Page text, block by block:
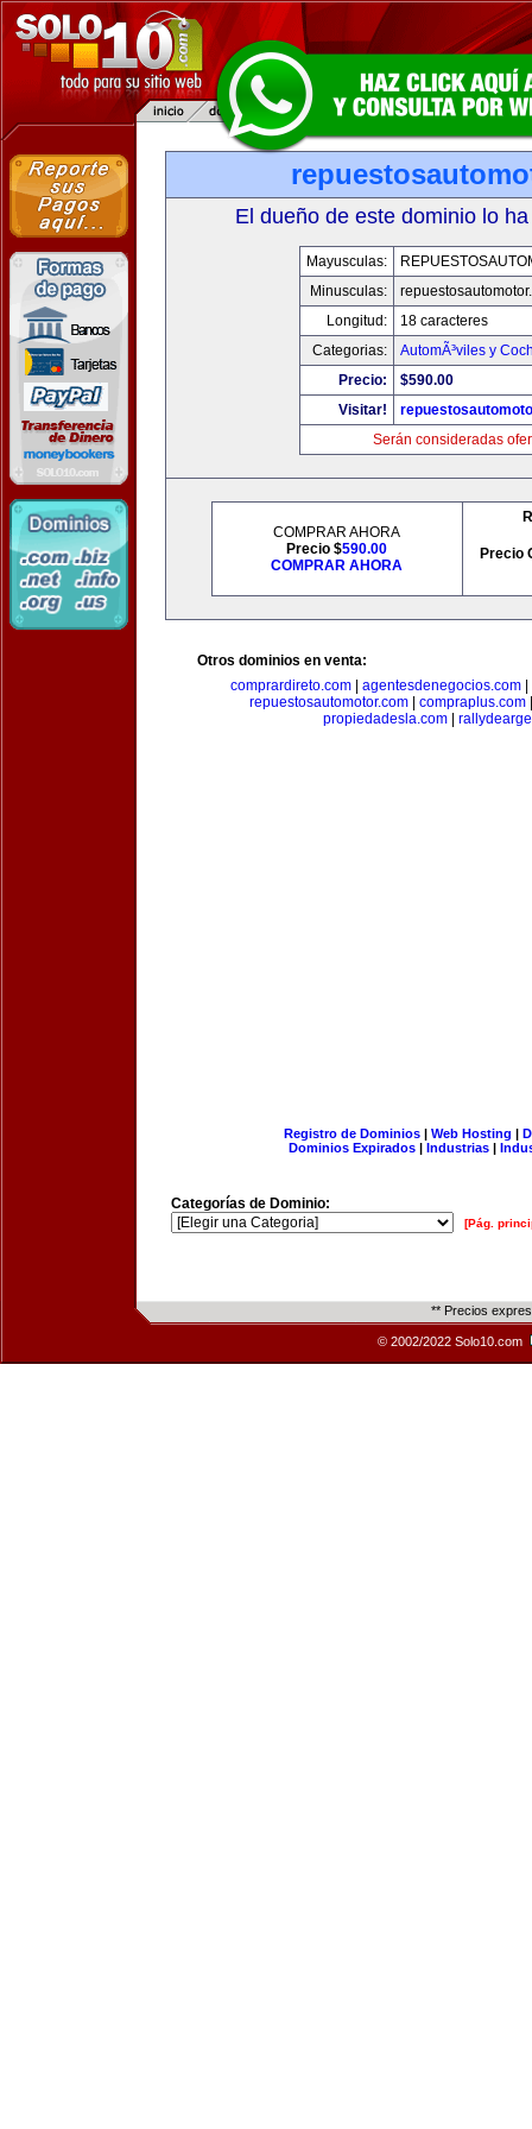
El dueño de este dominio lo
Mayusculas:
Minusculas:
Longitud:
18 caracteres
Categorias:
AutomÃ³viles y
Precio:
$590.00
Visitar!
Serán consideradas
COMPRAR AHORA
Precio $590.00
COMPRAR AHORA
Precio
Otros dominios en venta:
comprardireto.com| agentesdenegocios.com|
repuestosautomotor.com
compraplus.com
propiedadesla.com|
Registro de Dominios| Web Hosting |
Dominios Expirados | Industrias |
Categorías de Dominio:
[Pág.
** Precios
© 2002/2022 Solo10.com